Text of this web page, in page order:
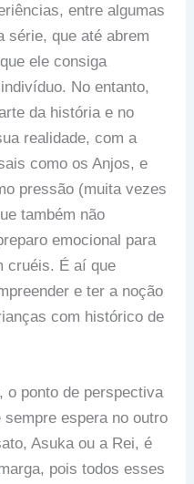
entre algumas
série, que até abrem
ele consiga
No entanto,
da história e no
realidade, com a
como os Anjos, e
pressão (muita vezes
também não
emocional para
cruéis. É aí que
e ter a noção
com histórico de
o ponto de perspectiva
espera no outro
Asuka ou a Rei, é
pois todos esses